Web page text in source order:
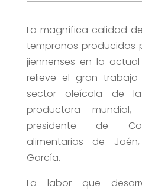
La magnífica calidad
tempranos producidos
jiennenses en la
relieve el gran
sector oleícola de
productora
presidente de
alimentarias de
García.
La labor que